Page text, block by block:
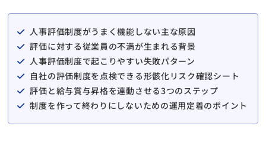
人事評価制度がうまく機能しない主な原因
評価に対する従業員の不満が生まれる背景
人事評価制度で起こりやすい失敗パターン
自社の評価制度を点検できる形骸化リスク確認シート
評価と給与賞与昇格を連動させる3つのステップ
制度を作って終わりにしないための運用定着のポイント